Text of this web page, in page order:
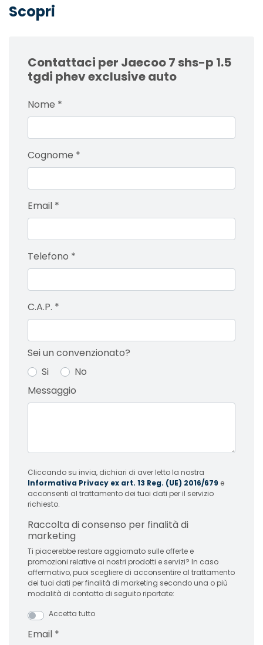
Scopri
Contattaci per Jaecoo 7 shs-p 1.5
tgdi phev exclusive auto
Nome *
Cognome *
Email *
Telefono *
C.A.P. *
Sei un convenzionato?
Si
No
Messaggio
Cliccando su invia, dichiari di aver letto la nostra
Informativa Privacy ex art. 13 Reg. (UE) 2016/679 e
acconsenti al trattamento dei tuoi dati per il servizio
richiesto.
Raccolta di consenso per finalità di
marketing
Ti piacerebbe restare aggiornato sulle offerte e
promozioni relative ai nostri prodotti e servizi? In caso
affermativo, puoi scegliere di acconsentire al trattamento
dei tuoi dati per finalità di marketing secondo una o più
modalità di contatto di seguito riportate:
Accetta tutto
Email *